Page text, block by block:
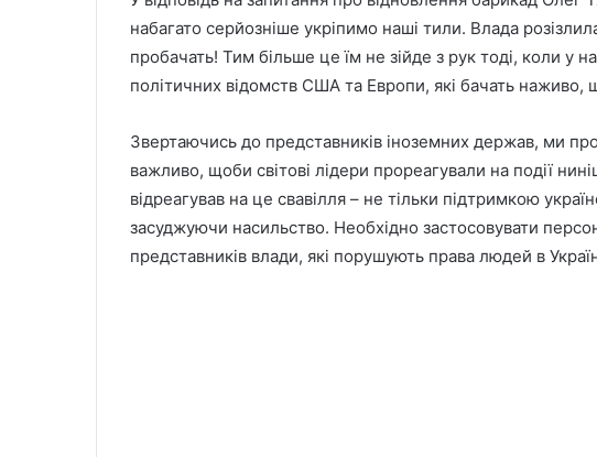
набагато серйозніше укріпимо наші тили. Влада
пробачать! Тим більше це їм не зійде з рук тоді, коли у
політичних відомств США та Европи, які бачать наживо,
Звертаючись до представників іноземних держав, ми
важливо, щоби світові лідери прореагували на події
відреагував на це свавілля – не тільки підтримкою
засуджуючи насильство. Необхідно застосовувати
представників влади, які порушують права людей в